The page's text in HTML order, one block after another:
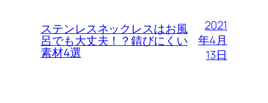
ステンレスネックレスはお風
呂でも大丈夫！？錆びにくい
素材4選
2021
年4月
13日